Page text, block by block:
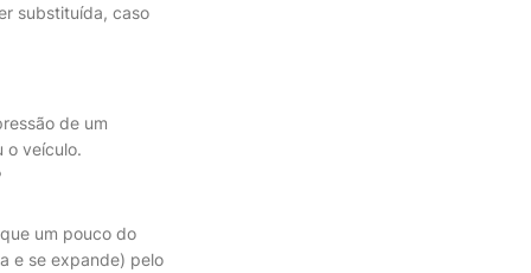
substituída, caso
de um
o veículo.
um pouco do
e se expande) pelo